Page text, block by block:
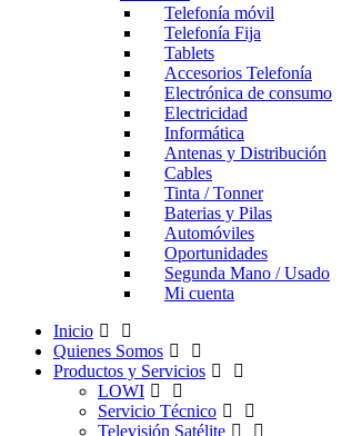
Telefonía móvil
Telefonía Fija
Tablets
Accesorios Telefonía
Electrónica de consumo
Electricidad
Informática
Antenas y Distribución
Cables
Tinta / Tonner
Baterias y Pilas
Automóviles
Oportunidades
Segunda Mano / Usado
Mi cuenta
Inicio
Quienes Somos
Productos y Servicios
LOWI
Servicio Técnico
Televisión Satélite